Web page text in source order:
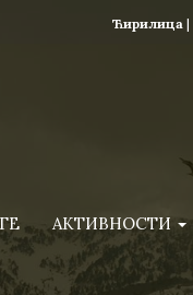
Ћирилица |
АКТИВНОСТИ